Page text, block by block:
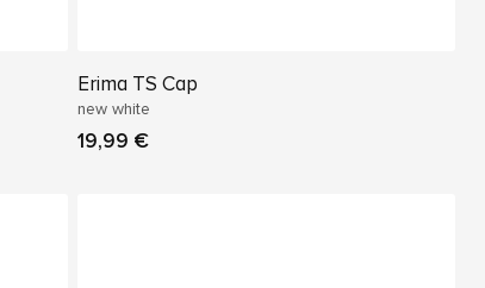
Erima TS Cap
new white
19,99 €